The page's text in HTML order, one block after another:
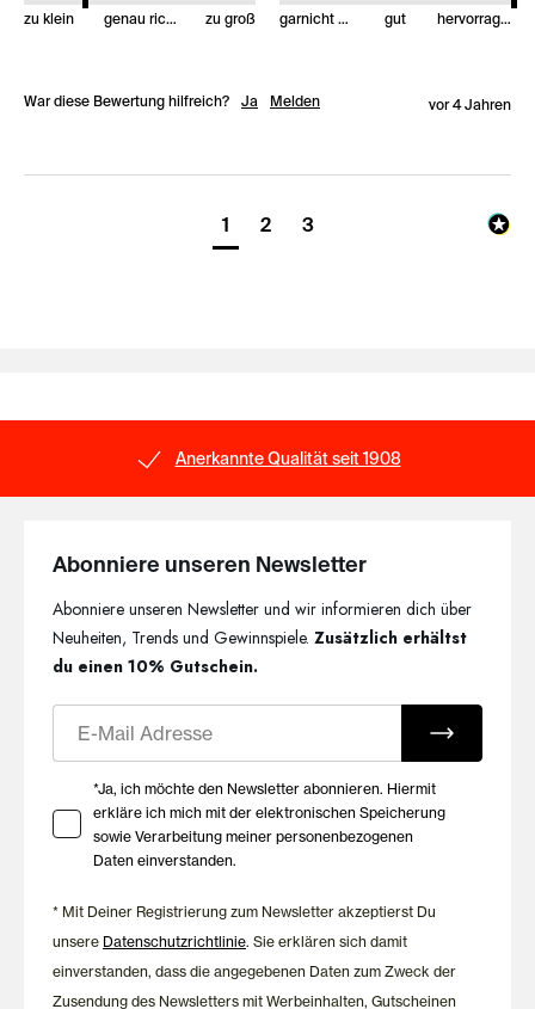
zu klein genau richtig zu groß garnicht gut gut hervorragend
War diese Bewertung hilfreich? Ja Melden vor 4 Jahren
1 2 3
Anerkannte Qualität seit 1908
Abonniere unseren Newsletter
Abonniere unseren Newsletter und wir informieren dich über
Neuheiten, Trends und Gewinnspiele.Zusätzlich erhältst
du einen 10% Gutschein.
Ihre Zustimmung zu Marketing E-Mails
*Ja, ich möchte den Newsletter abonnieren. Hiermit
erkläre ich mich mit der elektronischen Speicherung
sowie Verarbeitung meiner personenbezogenen
Daten einverstanden.
* Mit Deiner Registrierung zum Newsletter akzeptierst Du
unsere Datenschutzrichtlinie. Sie erklären sich damit
einverstanden, dass die angegebenen Daten zum Zweck der
Zusendung des Newsletters mit Werbeinhalten, Gutscheinen